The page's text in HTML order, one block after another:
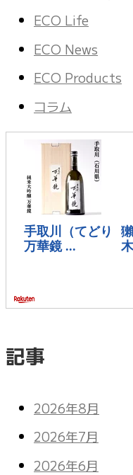
ECO Life
ECO News
ECO Products
コラム
記事
2026年8月
2026年7月
2026年6月